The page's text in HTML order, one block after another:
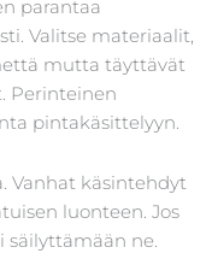
parantaa
Valitse materiaalit,
mutta täyttävät
Perinteinen
pintakäsittelyyn.
Vanhat käsintehdyt
luonteen. Jos
säilyttämään ne.